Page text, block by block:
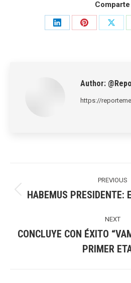
Comparte
Share
Share
Share
Author:
https://
navigation
PREVIOUS
HABEMUS PRESIDENTE:
NEXT
CONCLUYE CON ÉXITO
PRIMER